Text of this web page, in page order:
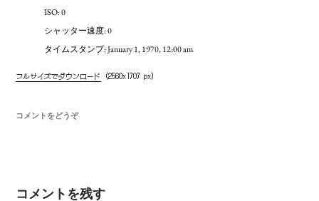
ISO: 0
シャッター速度: 0
タイムスタンプ: January 1, 1970, 12:00 am
フルサイズでダウンロード (2560x1707 px)
コメントをどうぞ
コメントを残す